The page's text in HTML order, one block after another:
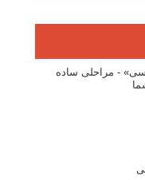
- مراحلی ساده